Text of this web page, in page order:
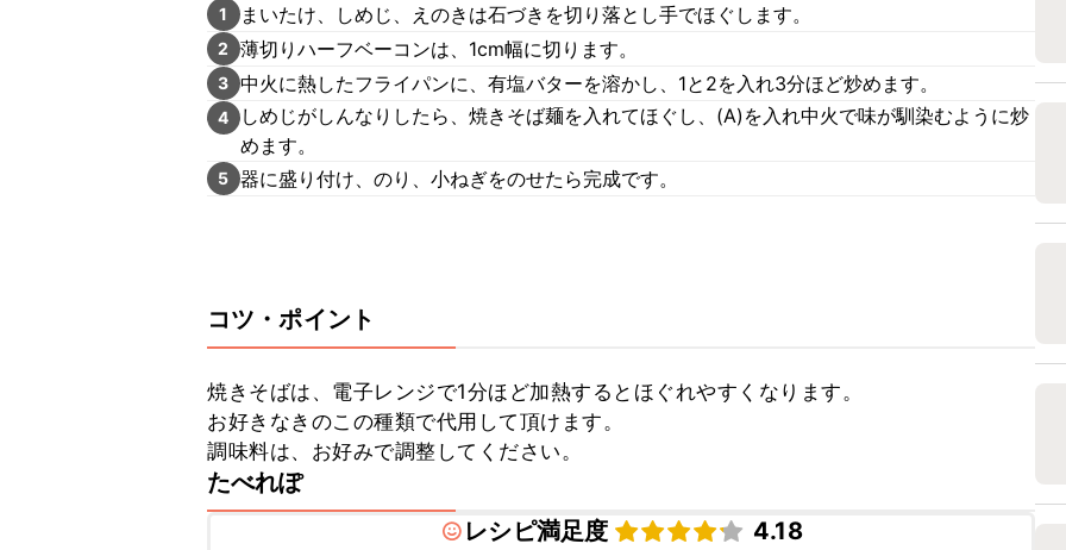
1 まいたけ、しめじ、えのきは石づきを切り落とし手でほぐします。
2 薄切りハーフベーコンは、1cm幅に切ります。
3 中火に熱したフライパンに、有塩バターを溶かし、1と2を入れ3分ほど炒めます。
4
しめじがしんなりしたら、焼きそば麺を入れてほぐし、(A)を入れ中火で味が馴染むように炒
めます。
5 器に盛り付け、のり、小ねぎをのせたら完成です。
コツ・ポイント
焼きそばは、電子レンジで1分ほど加熱するとほぐれやすくなります。
お好きなきのこの種類で代用して頂けます。
調味料は、お好みで調整してください。
たべれぽ
レシピ満足度
4.18